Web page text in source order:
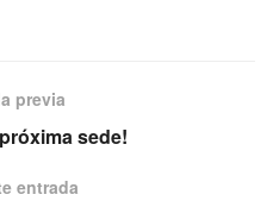
previa
sede!
entrada